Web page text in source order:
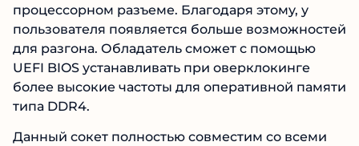
процессорном разъеме. Благодаря этому, у
пользователя появляется больше возможностей
для разгона. Обладатель сможет с помощью
UEFI BIOS устанавливать при оверклокинге
более высокие частоты для оперативной памяти
типа DDR4.
Данный сокет полностью совместим со всеми